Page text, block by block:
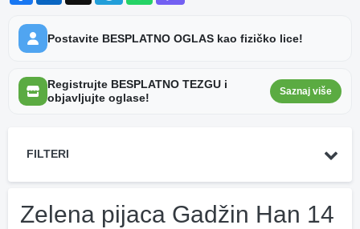
Postavite BESPLATNO OGLAS kao fizičko lice!
Registrujte BESPLATNO TEZGU i
objavljujte oglase!
Saznaj više
FILTERI
Zelena pijaca Gadžin Han 14